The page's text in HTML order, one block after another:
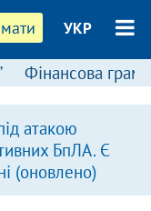
УКР
Фінансова
атакою
БпЛА. Є
(оновлено)